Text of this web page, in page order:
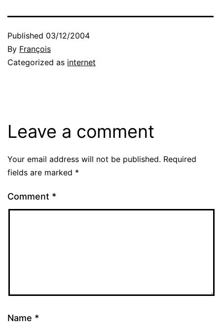
Published 03/12/2004
By François
Categorized as internet
Leave a comment
Your email address will not be published. Required
fields are marked *
Comment *
Name *